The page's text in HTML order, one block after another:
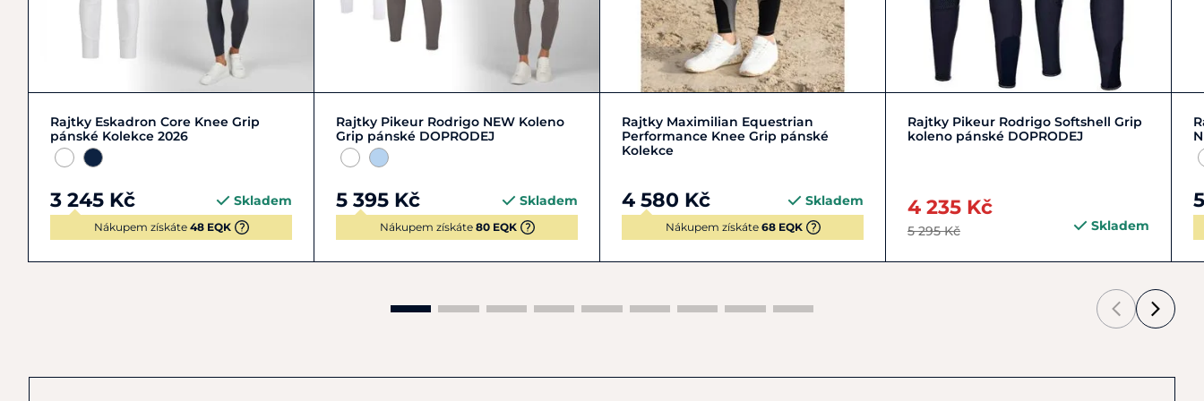
L/50 M/48
Rajtky Eskadron Core Knee Grip
pánské Kolekce 2026
3 245 Kč Skladem
Nákupem získáte 48 EQK
L/50 M/48 S/46 XL/52
Rajtky Pikeur Rodrigo NEW Koleno
Grip pánské DOPRODEJ
5 395 Kč Skladem
Nákupem získáte 80 EQK
L/50 S/46 XL/52
Rajtky Maximilian Equestrian
Performance Knee Grip pánské
Kolekce
4 580 Kč Skladem
Nákupem získáte 68 EQK
Zobrazit detail
Rajtky Pikeur Rodrigo Softshell Grip
koleno pánské DOPRODEJ
4 235 Kč
5 295 Kč Skladem